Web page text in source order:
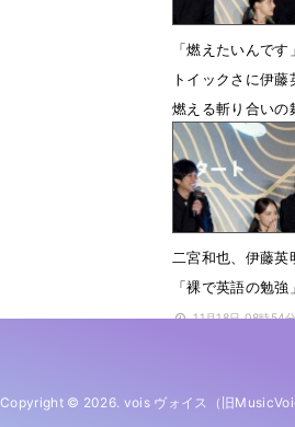
「燃えたいんで
トイックさに伊藤
燃える斬り合いの
11月19日 09時26分
二宮和也、伊藤英
「裸で英語の勉強」
11月18日 08時54
Copyright © 2026. vois ヴォイス（旧